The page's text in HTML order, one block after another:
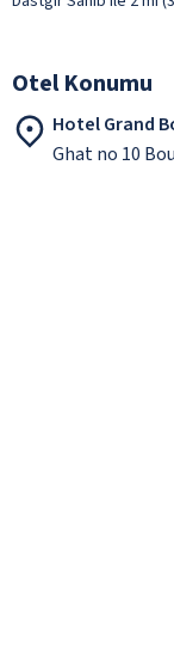
Otel Konumu
Hotel Grand
Ghat no 10